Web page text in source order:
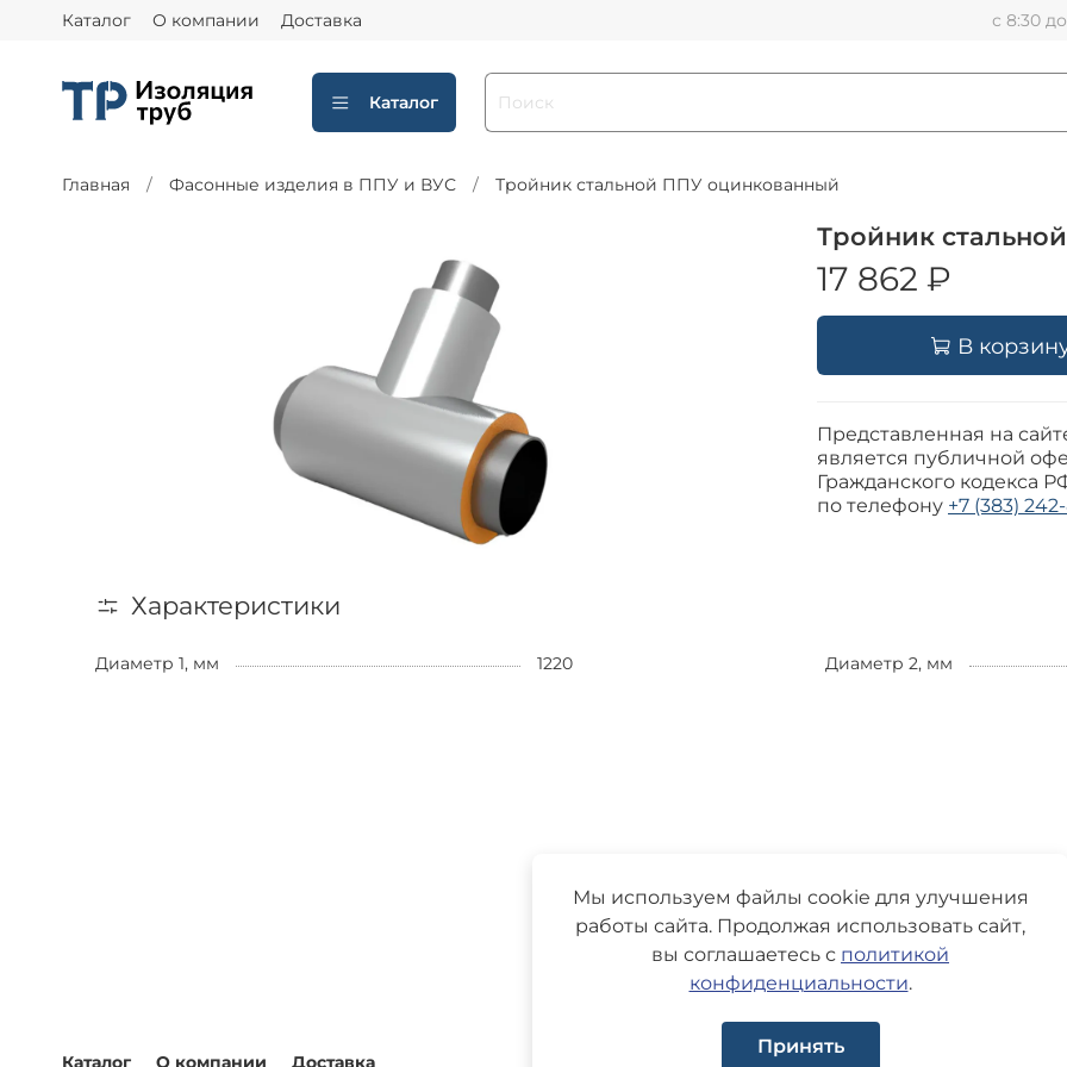
Каталог О компании Доставка с 8:30
Каталог
Главная Фасонные изделия в ППУ и ВУС Тройник стальной ППУ оцинкованный
Тройник
17 862 ₽
В
Представленная на
является публичной
Гражданского кодекса
по телефону +7 (383)
Характеристики
Диаметр 1, мм 1220 Диаметр 2, мм
Каталог О компании Доставка
Мы используем файлы cookie для улучшения
работы сайта. Продолжая использовать сайт,
вы соглашаетесь с политикой
конфиденциальности.
Принять